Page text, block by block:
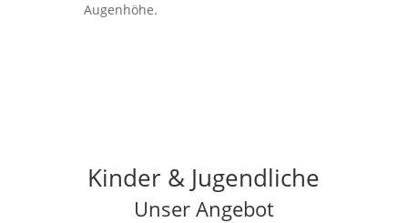
Augenhöhe.
Kinder & Jugendliche
Unser Angebot